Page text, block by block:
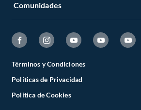
Comunidades
Términos y Condiciones
Políticas de Privacidad
Política de Cookies